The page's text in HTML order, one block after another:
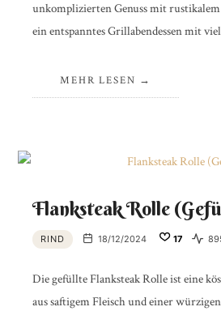
unkomplizierten Genuss mit
ein entspanntes Grillabendessen mit
MEHR LESEN
Flanksteak Rolle
RIND 18/12/2024 17
Die gefüllte Flanksteak Rolle ist eine
aus saftigem Fleisch und einer